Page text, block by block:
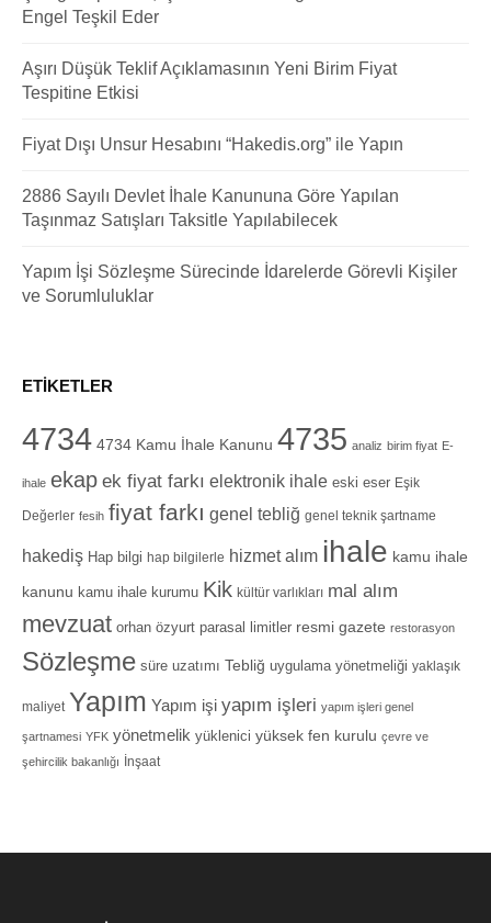
Engel Teşkil Eder
Aşırı Düşük Teklif Açıklamasının Yeni Birim Fiyat
Tespitine Etkisi
Fiyat Dışı Unsur Hesabını “Hakedis.org” ile Yapın
2886 Sayılı Devlet İhale Kanununa Göre Yapılan
Taşınmaz Satışları Taksitle Yapılabilecek
Yapım İşi Sözleşme Sürecinde İdarelerde Görevli Kişiler
ve Sorumluluklar
ETIKETLER
4734 4734 Kamu İhale Kanunu 4735 analiz birim fiyat E-
ihale ekap ek fiyat farkı elektronik ihale eski eser Eşik
Değerler fesih fiyat farkı genel tebliğ genel teknik şartname
hakediş Hap bilgi hap bilgilerle hizmet alım ihale kamu ihale
kanunu kamu ihale kurumu Kik kültür varlıkları mal alım
mevzuat orhan özyurt parasal limitler resmi gazete restorasyon
Sözleşme süre uzatımı Tebliğ uygulama yönetmeliği yaklaşık
maliyet Yapım Yapım işi yapım işleri yapım işleri genel
şartnamesi YFK yönetmelik yüklenici yüksek fen kurulu çevre ve
şehircilik bakanlığı İnşaat